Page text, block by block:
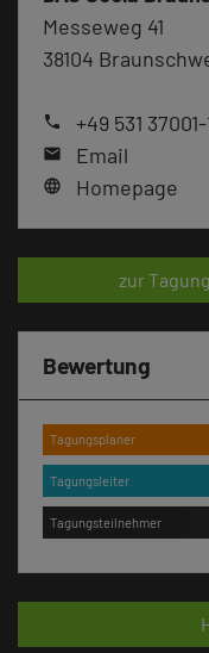
Messeweg 41
38104
phone +49 531
mail Email
language Homepage
zur
Bewertung
Tagungsplaner
Tagungsleiter
Tagungsteilnehmer